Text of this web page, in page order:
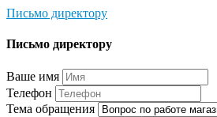
Письмо директору
Письмо директору
Ваше имя
Телефон
Тема обращения